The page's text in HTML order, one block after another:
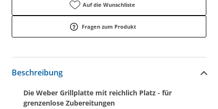
Auf die Wunschliste
Fragen zum Produkt
Beschreibung
Die Weber Grillplatte mit reichlich Platz - für
grenzenlose Zubereitungen